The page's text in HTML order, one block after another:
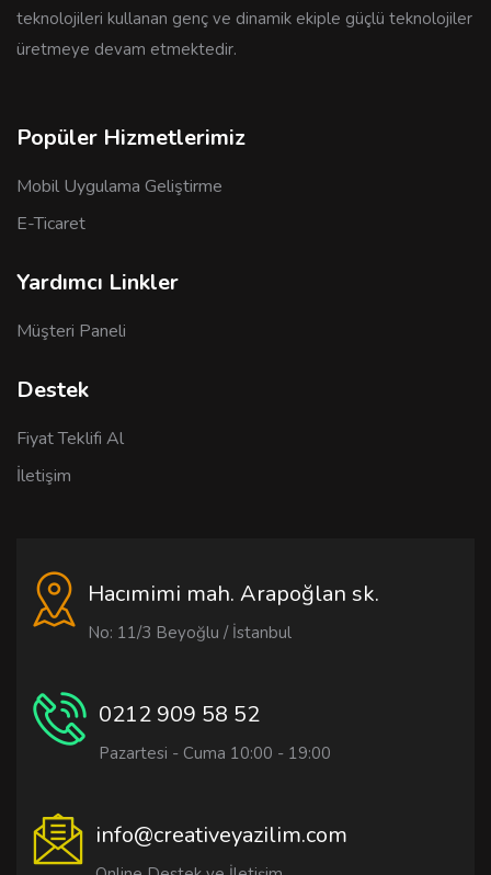
teknolojileri kullanan genç ve dinamik ekiple güçlü teknolojiler
üretmeye devam etmektedir.
Popüler Hizmetlerimiz
Mobil Uygulama Geliştirme
E-Ticaret
Yardımcı Linkler
Müşteri Paneli
Destek
Fiyat Teklifi Al
İletişim
Hacımimi mah. Arapoğlan sk.
No: 11/3 Beyoğlu / İstanbul
0212 909 58 52
Pazartesi - Cuma 10:00 - 19:00
info@creativeyazilim.com